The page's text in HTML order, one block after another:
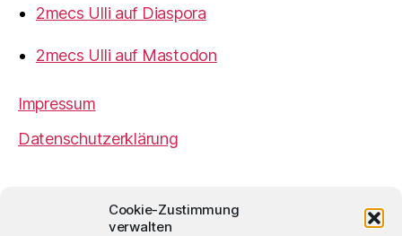
Cookie-Zustimmung
verwalten
2mecs Ulli auf Diaspora
2mecs Ulli auf Mastodon
Impressum
Datenschutzerklärung
Ulrich Würdemannist sofern nicht
anders angegeben lizenziert unter einer
Creative